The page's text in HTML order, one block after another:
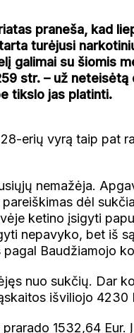
praneša, kad
turėjusi
galimai su šiomis
str. – už neteisėtą
tikslo jas platinti.
erių vyrą taip pat
nemažėja.
dėl
ketino įsigyti
nepavyko, bet iš
Baudžiamojo
nuo sukčių. Dar
išviliojo 4230
1532,64 Eur.